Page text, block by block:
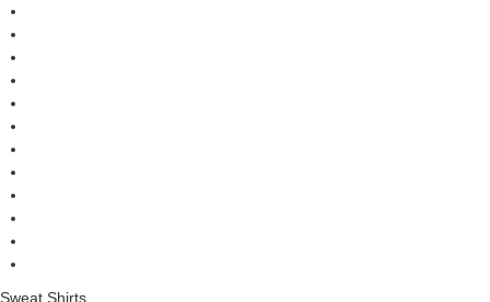
Sweat Shirts